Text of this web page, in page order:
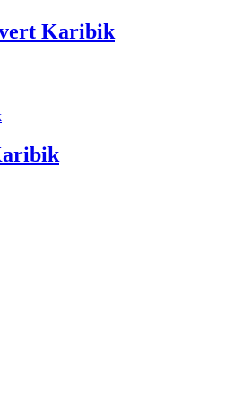
Karibik